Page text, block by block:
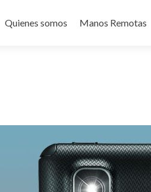
Quienes somos Manos Remotas